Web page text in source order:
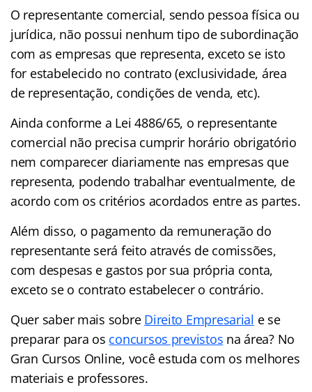
O representante comercial, sendo pessoa física ou
jurídica, não possui nenhum tipo de subordinação
com as empresas que representa, exceto se isto
for estabelecido no contrato (exclusividade, área
de representação, condições de venda, etc).
Ainda conforme a Lei 4886/65, o representante
comercial não precisa cumprir horário obrigatório
nem comparecer diariamente nas empresas que
representa, podendo trabalhar eventualmente, de
acordo com os critérios acordados entre as partes.
Além disso, o pagamento da remuneração do
representante será feito através de comissões,
com despesas e gastos por sua própria conta,
exceto se o contrato estabelecer o contrário.
Quer saber mais sobre Direito Empresarial e se
preparar para os concursos previstos na área? No
Gran Cursos Online, você estuda com os melhores
materiais e professores.